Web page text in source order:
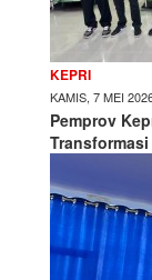
KEPRI
KAMIS, 7 MEI
Pemprov